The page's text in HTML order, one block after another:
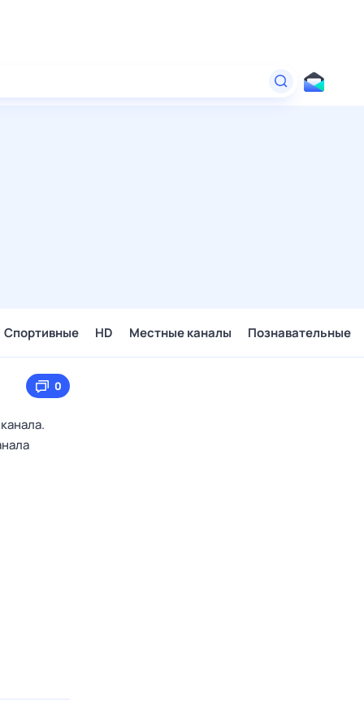
Спортивные HD Местные каналы Познавательные
0